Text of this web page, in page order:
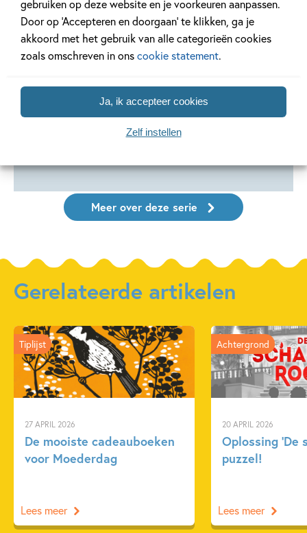
gebruiken op deze website en je voorkeuren aanpassen.
Door op ‘Accepteren en doorgaan’ te klikken, ga je
akkoord met het gebruik van alle categorieën cookies
zoals omschreven in onscookie statement.
Ja, ik accepteer cookies
Zelf instellen
André Kuipers –
André Kuipers, Sander
Koenen
16,99
Hardcover
André Kuipers –
gevaar!
André Kuipers, Paco
Vink
15,99
Hardcover
Meer over deze serie
Gerelateerde artikelen
27 APRIL 2026
De mooiste cadeauboeken
voor Moederdag
Tiplijst
Lees meer
20 APRIL 2026
Oplossing ‘De
puzzel!
Achtergrond
Lees meer